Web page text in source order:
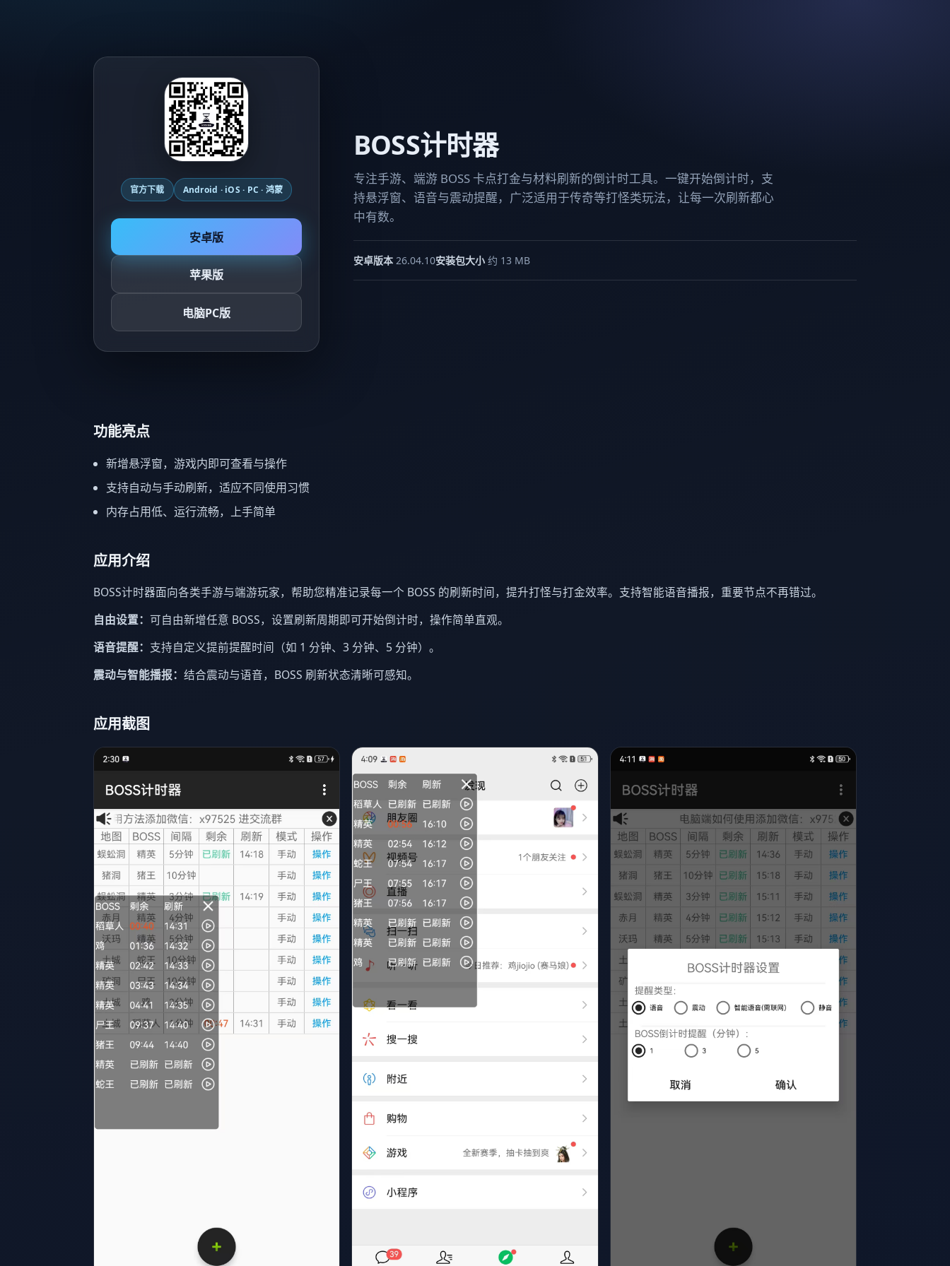
官方下载 Android · iOS · PC · 鸿蒙
安卓版
苹果版
电脑PC版
BOSS计时器
专注手游、端游 BOSS 卡点打金与材料刷新的倒计时工具。一键开始倒计时，支
持悬浮窗、语音与震动提醒，广泛适用于传奇等打怪类玩法，让每一次刷新都心
中有数。
安卓版本 26.04.10安装包大小 约 13 MB
功能亮点
新增悬浮窗，游戏内即可查看与操作
支持自动与手动刷新，适应不同使用习惯
内存占用低、运行流畅，上手简单
应用介绍
BOSS计时器面向各类手游与端游玩家，帮助您精准记录每一个 BOSS 的刷新时间，提升打怪与打金效率。支持智能语音播报，重要节点不再错过。
自由设置： 可自由新增任意 BOSS，设置刷新周期即可开始倒计时，操作简单直观。
语音提醒： 支持自定义提前提醒时间（如 1 分钟、3 分钟、5 分钟）。
震动与智能播报： 结合震动与语音，BOSS 刷新状态清晰可感知。
应用截图